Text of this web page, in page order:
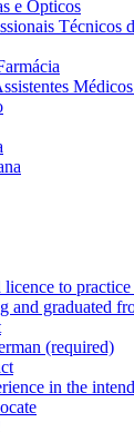
e Ópticos
Técnicos
to practice
and graduated
(required)
in the